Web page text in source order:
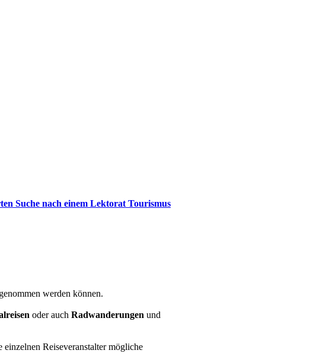
Suche nach einem Lektorat Tourismus
werden können.
oder auch Radwanderungen und
einzelnen Reiseveranstalter mögliche